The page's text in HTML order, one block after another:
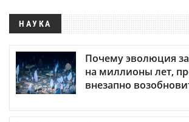
НАУКА
Почему эволюция
на миллионы лет,
внезапно